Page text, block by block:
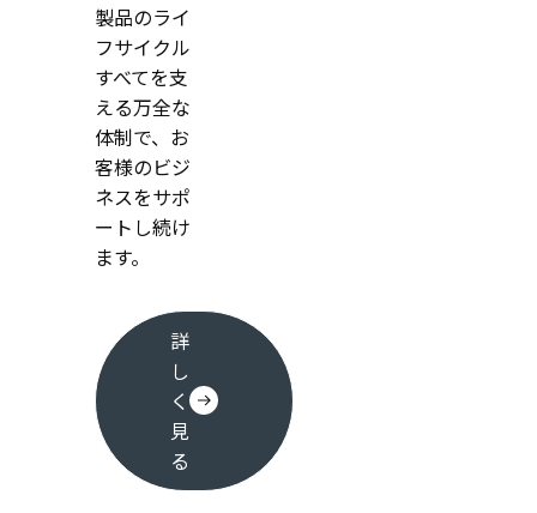
製品のライ
フサイクル
すべてを支
える万全な
体制で、お
客様のビジ
ネスをサポ
ートし続け
ます。
詳
し
く
見
る